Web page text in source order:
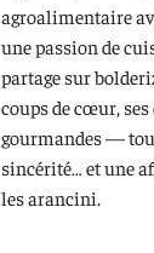
agroalimentaire
une passion de
partage sur
coups de cœur, ses
gourmandes —
sincérité… et une
les arancini.